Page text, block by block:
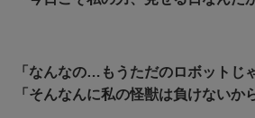
「なんなの…もうただのロボットじ
「そんなんに私の怪獣は負けないか